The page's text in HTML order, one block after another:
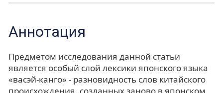
Аннотация
Предметом исследования данной статьи
является особый слой лексики японского языка
«васэй-канго» - разновидность слов китайского